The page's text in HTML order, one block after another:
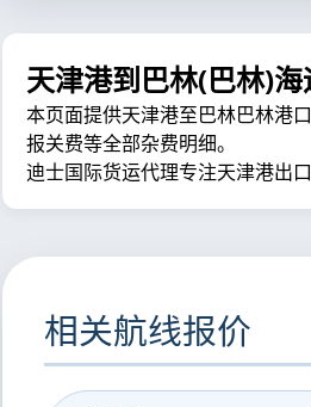
天津港到巴林(巴林)
本页面提供天津港至巴林巴林港
报关费等全部杂费明细。
迪士国际货运代理专注天津港出
相关航线报价